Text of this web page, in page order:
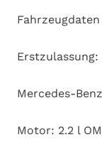
Fahrzeugdaten
Erstzulassung:
Mercedes-
Motor: 2.2 l